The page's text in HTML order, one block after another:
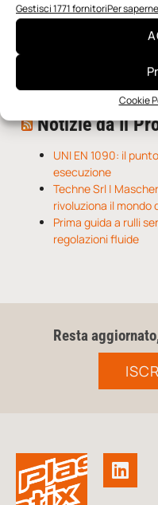
Gestisci 1771 fornitoriPer
Cookie
con un singolo
Applicazioni della
Notizie da Il
UNI EN 1090: il
esecuzione
Techne Srl |
rivoluziona il mondo
Prima guida a rulli
regolazioni fluide
Resta